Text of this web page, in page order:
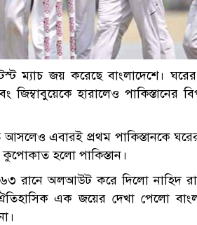
ম্যাচ জয় করেছে বাংলাদেশে। ঘরের
জিম্বাবুয়েকে হারালেও পাকিস্তানের
এবারই প্রথম পাকিস্তানকে ঘরের
কুপোকাত হলো পাকিস্তান।
রানে অলআউট করে দিলো নাহিদ
এক জয়ের দেখা পেলো